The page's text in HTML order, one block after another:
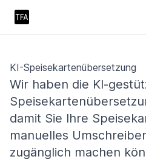
KI-Speisekartenübersetzung
Wir haben die KI-
damit Sie Ihre
manuelles
zugänglich machen